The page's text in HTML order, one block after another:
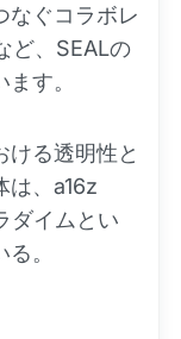
なぐコラボレ
ど、SEALの
す。
ける透明性と
は、a16z
ダイムとい
。